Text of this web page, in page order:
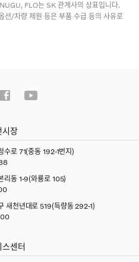
FLO는 SK 관계사의 상표입니다.
/차량 제원 등은 부품 수급 등의 사유로
시장
수로 71(중동 192-1번지)
리동 1-9(와룡로 105)
새천년대로 519(득량동 292-1)
스센터